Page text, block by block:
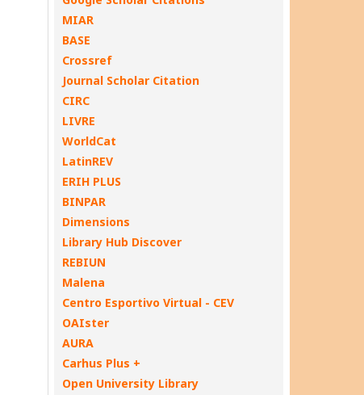
MIAR
BASE
Crossref
Journal Scholar Citation
CIRC
LIVRE
WorldCat
LatinREV
ERIH PLUS
BINPAR
Dimensions
Library Hub Discover
REBIUN
Malena
Centro Esportivo Virtual - CEV
OAIster
AURA
Carhus Plus +
Open University Library